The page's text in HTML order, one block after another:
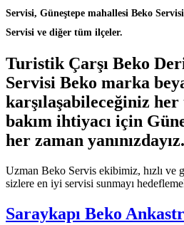
Servisi, Güneştepe mahallesi Beko
Servisi ve diğer tüm ilçeler.
Turistik Çarşı Beko
Servisi Beko marka
karşılaşabileceğiniz
bakım ihtiyacı için
her zaman yanınızdayız.
Uzman Beko Servis ekibimiz, hızlı ve
sizlere en iyi servisi sunmayı
Saraykapı Beko